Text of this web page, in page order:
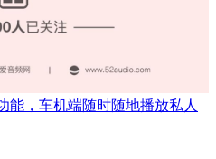
能，车机端随时随地播放私人